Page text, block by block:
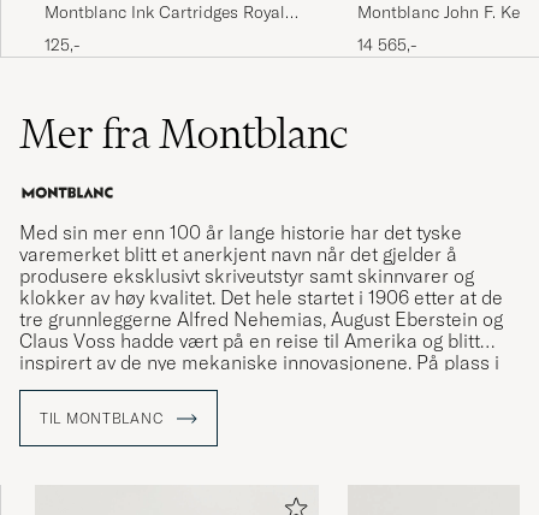
Montblanc Ink Cartridges Royal
Blue
125,-
Montblanc John F.
Special Edition
14 565,-
Mer fra Montblanc
Med sin mer enn 100 år lange historie har det tyske
varemerket blitt et anerkjent navn når det gjelder å
produsere eksklusivt skriveutstyr samt skinnvarer og
klokker av høy kvalitet. Det hele startet i 1906 etter at de
tre grunnleggerne Alfred Nehemias, August Eberstein og
Claus Voss hadde vært på en reise til Amerika og blitt
inspirert av de nye mekaniske innovasjonene. På plass i
Hamburg bestemte de seg for å starte varemerket som
revolusjonere kunsten å skrive for hånd.
TIL MONTBLANC